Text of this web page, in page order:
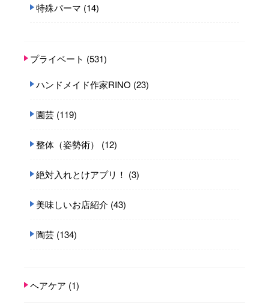
特殊パーマ (14)
プライベート (531)
ハンドメイド作家RINO (23)
園芸 (119)
整体（姿勢術） (12)
絶対入れとけアプリ！ (3)
美味しいお店紹介 (43)
陶芸 (134)
ヘアケア (1)